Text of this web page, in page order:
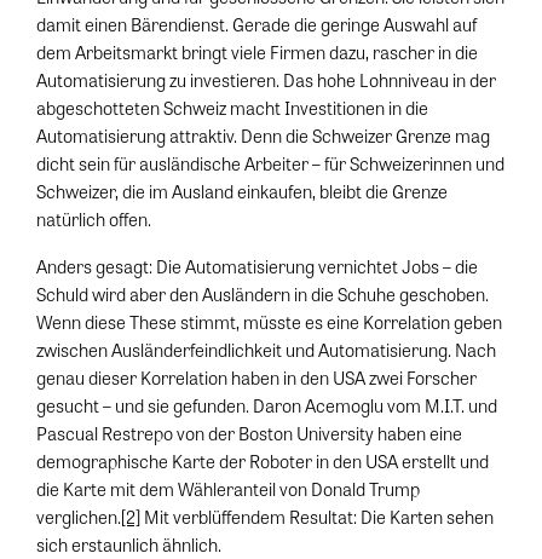
damit einen Bärendienst. Gerade die geringe Auswahl auf
dem Arbeitsmarkt bringt viele Firmen dazu, rascher in die
Automatisierung zu investieren. Das hohe Lohnniveau in der
abgeschotteten Schweiz macht Investitionen in die
Automatisierung attraktiv. Denn die Schweizer Grenze mag
dicht sein für ausländische Arbeiter – für Schweizerinnen und
Schweizer, die im Ausland einkaufen, bleibt die Grenze
natürlich offen.
Anders gesagt: Die Automatisierung vernichtet Jobs – die
Schuld wird aber den Ausländern in die Schuhe geschoben.
Wenn diese These stimmt, müsste es eine Korrelation geben
zwischen Ausländerfeindlichkeit und Automatisierung. Nach
genau dieser Korrelation haben in den USA zwei Forscher
gesucht – und sie gefunden. Daron Acemoglu vom M.I.T. und
Pascual Restrepo von der Boston University haben eine
demographische Karte der Roboter in den USA erstellt und
die Karte mit dem Wähleranteil von Donald Trump
verglichen.[2]Mit verblüffendem Resultat: Die Karten sehen
sich erstaunlich ähnlich.